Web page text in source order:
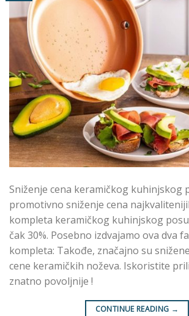
Sniženje cena keramičkog kuhinjskog
promotivno sniženje cena
kompleta keramičkog kuhinjskog
čak 30%. Posebno izdvajamo ova dva
kompleta: Takođe, značajno su
cene keramičkih noževa. Iskoristite
znatno povoljnije !
CONTINUE READING →